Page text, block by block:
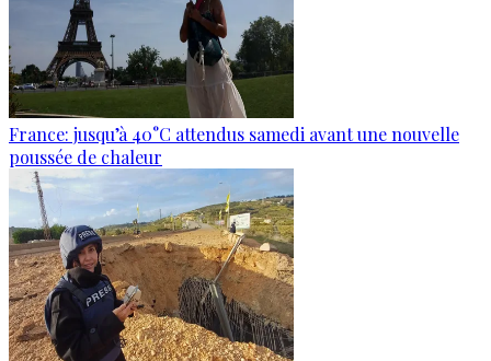
France: jusqu’à 40°C attendus samedi avant une nouvelle
poussée de chaleur